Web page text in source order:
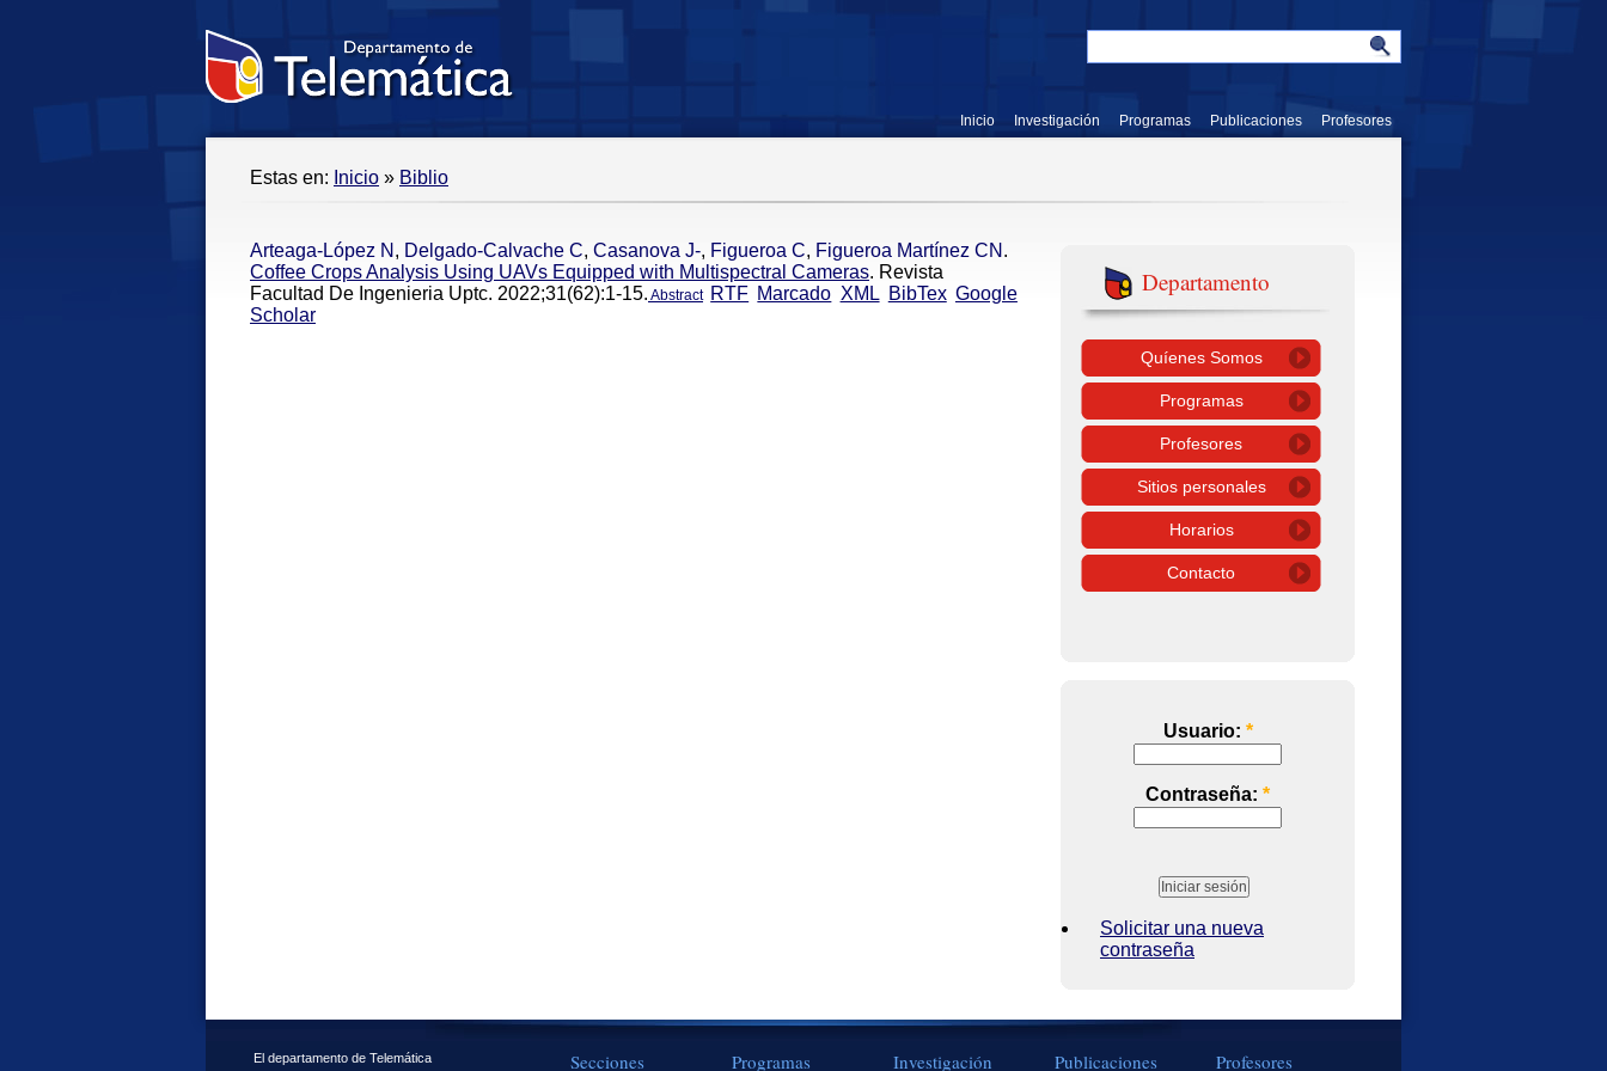
Inicio Investigación Programas Publicaciones Profesores
Estas en: Inicio » Biblio
Arteaga-López N , Delgado-Calvache C, Casanova J-, Figueroa C, Figueroa Martínez CN .
Coffee Crops Analysis Using UAVs Equipped with Multispectral Cameras. Revista
Facultad De Ingenieria Uptc. 2022;31(62):1-15. Abstract RTF Marcado XML BibTex Google
Scholar
Departamento
Quíenes Somos
Programas
Profesores
Sitios personales
Horarios
Contacto
Usuario: *
Contraseña: *
Solicitar una nueva
contraseña
El departamento de Telemática
Secciones Programas Investigación Publicaciones Profesores